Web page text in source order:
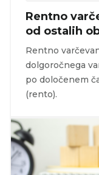
Rentno
od ostalih
Rentno
dolgoročnega
po določenem
(rento).